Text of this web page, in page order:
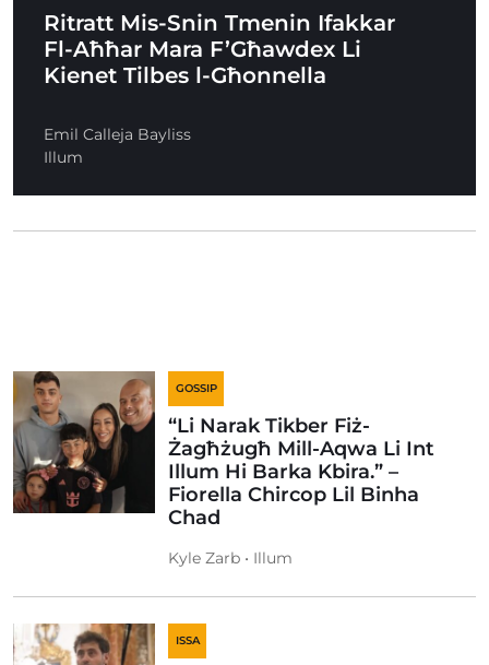
Ritratt Mis-Snin Tmenin Ifakkar
Fl-Aħħar Mara F’Għawdex Li
Kienet Tilbes l-Għonnella
Emil Calleja Bayliss
Illum
GOSSIP
“Li Narak Tikber Fiż-
Żagħżugħ Mill-Aqwa Li Int
Illum Hi Barka Kbira.” –
Fiorella Chircop Lil Binha
Chad
Kyle Zarb • Illum
ISSA